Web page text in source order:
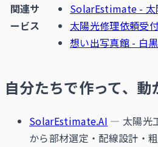
関連サ
ービス
SolarEstimate - 太
太陽光修理依頼受
想い出写真館 - 白
自分たちで作って、
SolarEstimate.AI — 太陽光
から部材選定・配線設計・